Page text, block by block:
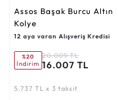
Assos Başak Burcu Altın
Kolye
12 aya varan Alışveriş Kredisi
%20
İndirim
20.009 TL
16.007 TL
5.737 TL x 3 taksit